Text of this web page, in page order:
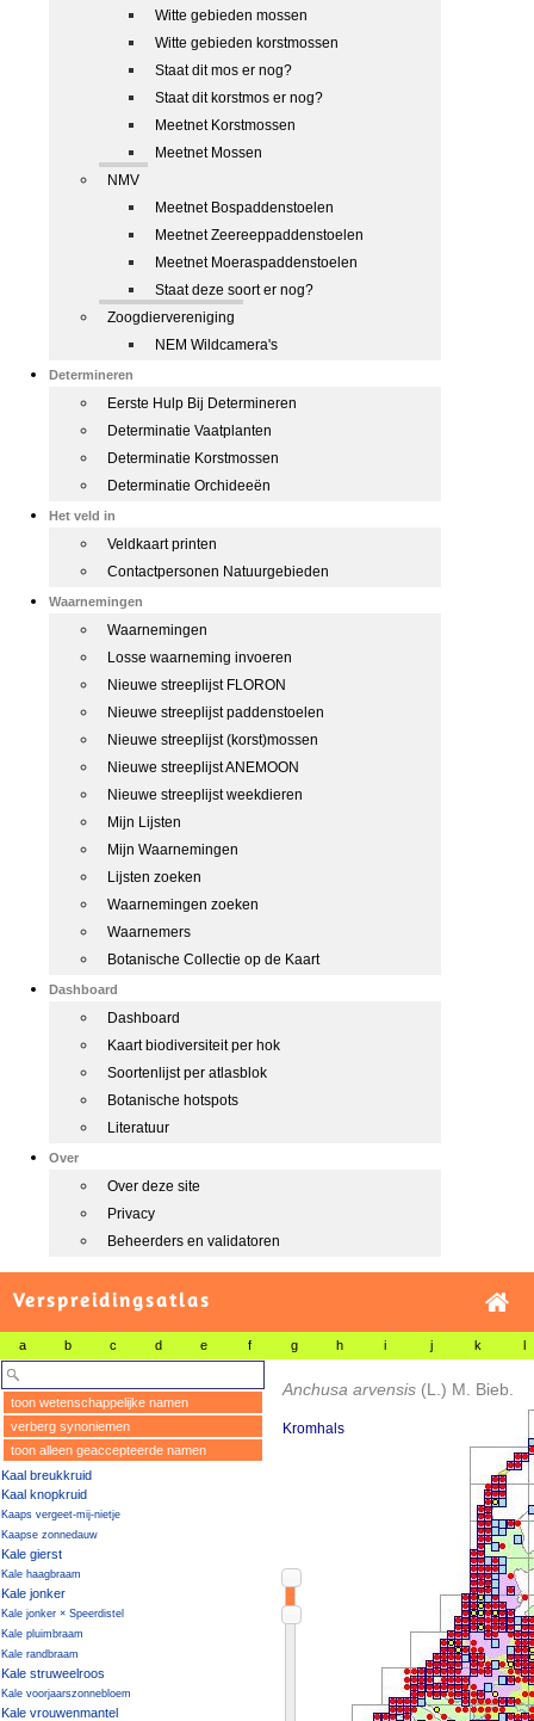
Witte gebieden mossen
Witte gebieden korstmossen
Staat dit mos er nog?
Staat dit korstmos er nog?
Meetnet Korstmossen
Meetnet Mossen
NMV
Meetnet Bospaddenstoelen
Meetnet Zeereeppaddenstoelen
Meetnet Moeraspaddenstoelen
Staat deze soort er nog?
Zoogdiervereniging
NEM Wildcamera's
Determineren
Eerste Hulp Bij Determineren
Determinatie Vaatplanten
Determinatie Korstmossen
Determinatie Orchideeën
Het veld in
Veldkaart printen
Contactpersonen Natuurgebieden
Waarnemingen
Waarnemingen
Losse waarneming invoeren
Nieuwe streeplijst FLORON
Nieuwe streeplijst paddenstoelen
Nieuwe streeplijst (korst)mossen
Nieuwe streeplijst ANEMOON
Nieuwe streeplijst weekdieren
Mijn Lijsten
Mijn Waarnemingen
Lijsten zoeken
Waarnemingen zoeken
Waarnemers
Botanische Collectie op de Kaart
Dashboard
Dashboard
Kaart biodiversiteit per hok
Soortenlijst per atlasblok
Botanische hotspots
Literatuur
Over
Over deze site
Privacy
Beheerders en validatoren
Verspreidingsatlas
a b c d e f g h i j k l
toon wetenschappelijke namen
verberg synoniemen
toon alleen geaccepteerde namen
Kaal breukkruid
Kaal knopkruid
Kaaps vergeet-mij-nietje
Kaapse zonnedauw
Kale gierst
Kale haagbraam
Kale jonker
Kale jonker × Speerdistel
Kale pluimbraam
Kale randbraam
Kale struweelroos
Kale voorjaarszonnebloem
Kale vrouwenmantel
Anchusa arvensis (L.) M. Bieb.
Kromhals